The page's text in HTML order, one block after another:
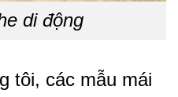
di động
tôi, các mẫu mái